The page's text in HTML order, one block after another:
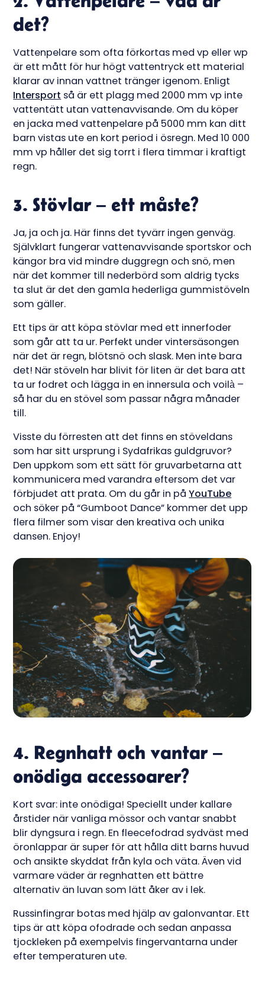
det?
Vattenpelare som ofta förkortas med vp eller wp
är ett mått för hur högt vattentryck ett material
klarar av innan vattnet tränger igenom. Enligt
Intersport så är ett plagg med 2000 mm vp inte
vattentätt utan vattenavvisande. Om du köper
en jacka med vattenpelare på 5000 mm kan ditt
barn vistas ute en kort period i ösregn. Med 10 000
mm vp håller det sig torrt i flera timmar i kraftigt
regn.
3. Stövlar – ett måste?
Ja, ja och ja. Här finns det tyvärr ingen genväg.
Självklart fungerar vattenavvisande sportskor och
kängor bra vid mindre duggregn och snö, men
när det kommer till nederbörd som aldrig tycks
ta slut är det den gamla hederliga gummistöveln
som gäller.
Ett tips är att köpa stövlar med ett innerfoder
som går att ta ur. Perfekt under vintersäsongen
när det är regn, blötsnö och slask. Men inte bara
det! När stöveln har blivit för liten är det bara att
ta ur fodret och lägga in en innersula och voilà –
så har du en stövel som passar några månader
till.
Visste du förresten att det finns en stöveldans
som har sitt ursprung i Sydafrikas guldgruvor?
Den uppkom som ett sätt för gruvarbetarna att
kommunicera med varandra eftersom det var
förbjudet att prata. Om du går in påYouTube
och söker på “Gumboot Dance” kommer det upp
flera filmer som visar den kreativa och unika
dansen. Enjoy!
4. Regnhatt och vantar –
onödiga accessoarer?
Kort svar: inte onödiga! Speciellt under kallare
årstider när vanliga mössor och vantar snabbt
blir dyngsura i regn. En fleecefodrad sydväst med
öronlappar är super för att hålla ditt barns huvud
och ansikte skyddat från kyla och väta. Även vid
varmare väder är regnhatten ett bättre
alternativ än luvan som lätt åker av i lek.
Russinfingrar botas med hjälp av galonvantar. Ett
tips är att köpa ofodrade och sedan anpassa
tjockleken på exempelvis fingervantarna under
efter temperaturen ute.